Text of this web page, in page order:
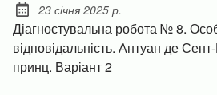
Posted on:
23 січня 2025 р.
Діагностувальна робота № 8.
відповідальність. Антуан де
принц. Варіант 2